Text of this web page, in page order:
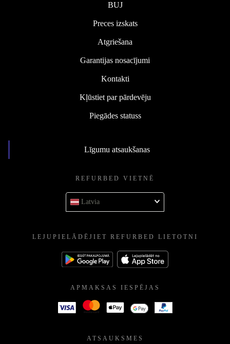
BUJ
Preces izskats
Atgriešana
Garantijas nosacījumi
Kontakti
Kļūstiet par pārdevēju
Piegādes statuss
Līgumu atsaukšanas
REFURBED VIETNĒ
Latvia
LEJUPIELĀDĒJIET REFURBED LIETOTNI
APMAKSAS IESPĒJAS
ATSAUKSMES